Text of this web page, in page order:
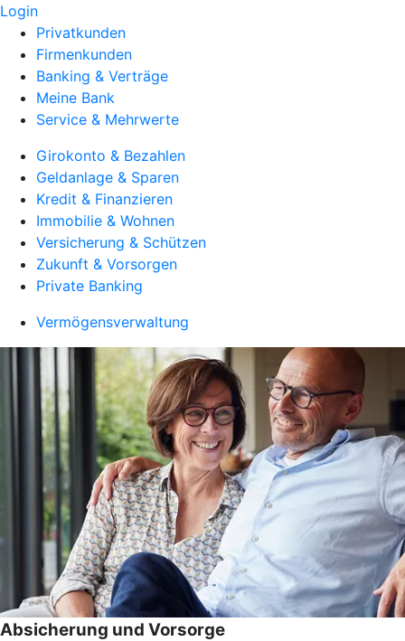
Login
Privatkunden
Firmenkunden
Banking & Verträge
Meine Bank
Service & Mehrwerte
Girokonto & Bezahlen
Geldanlage & Sparen
Kredit & Finanzieren
Immobilie & Wohnen
Versicherung & Schützen
Zukunft & Vorsorgen
Private Banking
Vermögensverwaltung
Absicherung und Vorsorge